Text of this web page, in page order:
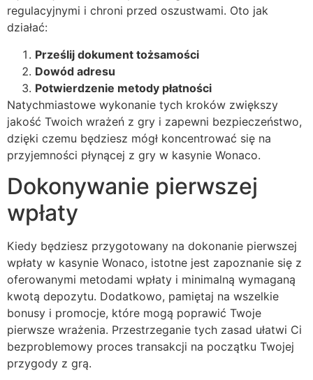
regulacyjnymi i chroni przed oszustwami. Oto jak
działać:
Prześlij dokument tożsamości
Dowód adresu
Potwierdzenie metody płatności
Natychmiastowe wykonanie tych kroków zwiększy
jakość Twoich wrażeń z gry i zapewni bezpieczeństwo,
dzięki czemu będziesz mógł koncentrować się na
przyjemności płynącej z gry w kasynie Wonaco.
Dokonywanie pierwszej
wpłaty
Kiedy będziesz przygotowany na dokonanie pierwszej
wpłaty w kasynie Wonaco, istotne jest zapoznanie się z
oferowanymi metodami wpłaty i minimalną wymaganą
kwotą depozytu. Dodatkowo, pamiętaj na wszelkie
bonusy i promocje, które mogą poprawić Twoje
pierwsze wrażenia. Przestrzeganie tych zasad ułatwi Ci
bezproblemowy proces transakcji na początku Twojej
przygody z grą.